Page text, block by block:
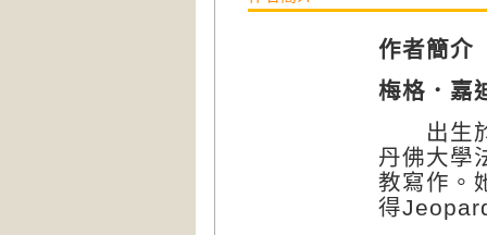
作者簡介
梅格．嘉
出生於
丹佛大學
教寫作。
得